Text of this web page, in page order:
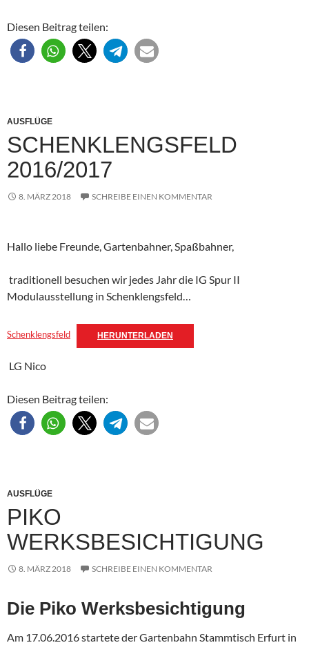
Diesen Beitrag teilen:
AUSFLÜGE
SCHENKLENGSFELD
2016/2017
8. MÄRZ 2018 SCHREIBE EINEN KOMMENTAR
Hallo liebe Freunde, Gartenbahner, Spaßbahner,
traditionell besuchen wir jedes Jahr die IG Spur II
Modulausstellung in Schenklengsfeld…
Schenklengsfeld HERUNTERLADEN
LG Nico
Diesen Beitrag teilen:
AUSFLÜGE
PIKO
WERKSBESICHTIGUNG
8. MÄRZ 2018 SCHREIBE EINEN KOMMENTAR
Die Piko Werksbesichtigung
Am 17.06.2016 startete der Gartenbahn Stammtisch Erfurt in